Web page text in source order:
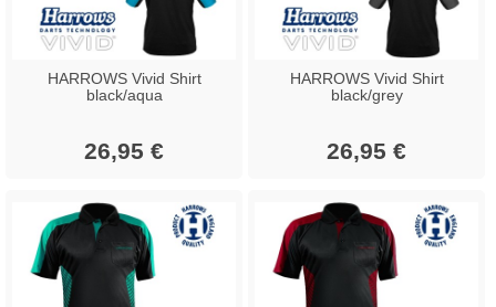
HARROWS Vivid Shirt
black/aqua
26,95 €
HARROWS Vivid Shirt
black/grey
26,95 €